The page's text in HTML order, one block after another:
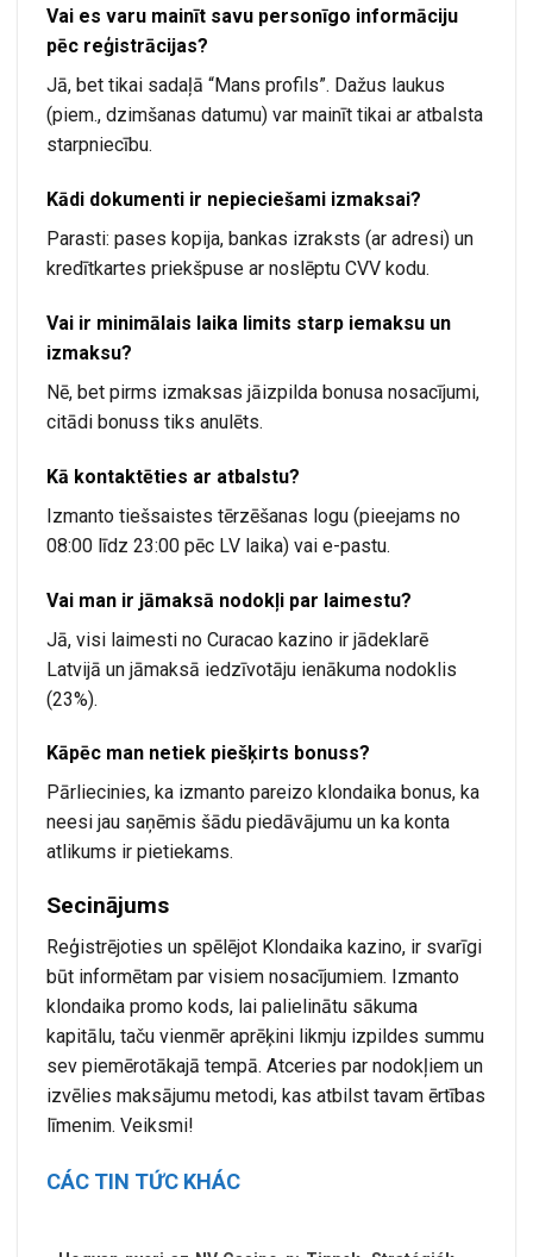
Vai es varu mainīt savu personīgo informāciju
pēc reģistrācijas?
Jā, bet tikai sadaļā “Mans profils”. Dažus laukus
(piem., dzimšanas datumu) var mainīt tikai ar atbalsta
starpniecību.
Kādi dokumenti ir nepieciešami izmaksai?
Parasti: pases kopija, bankas izraksts (ar adresi) un
kredītkartes priekšpuse ar noslēptu CVV kodu.
Vai ir minimālais laika limits starp iemaksu un
izmaksu?
Nē, bet pirms izmaksas jāizpilda bonusa nosacījumi,
citādi bonuss tiks anulēts.
Kā kontaktēties ar atbalstu?
Izmanto tiešsaistes tērzēšanas logu (pieejams no
08:00 līdz 23:00 pēc LV laika) vai e-pastu.
Vai man ir jāmaksā nodokļi par laimestu?
Jā, visi laimesti no Curacao kazino ir jādeklarē
Latvijā un jāmaksā iedzīvotāju ienākuma nodoklis
(23%).
Kāpēc man netiek piešķirts bonuss?
Pārliecinies, ka izmanto pareizo klondaika bonus, ka
neesi jau saņēmis šādu piedāvājumu un ka konta
atlikums ir pietiekams.
Secinājums
Reģistrējoties un spēlējot Klondaika kazino, ir svarīgi
būt informētam par visiem nosacījumiem. Izmanto
klondaika promo kods, lai palielinātu sākuma
kapitālu, taču vienmēr aprēķini likmju izpildes summu
sev piemērotākajā tempā. Atceries par nodokļiem un
izvēlies maksājumu metodi, kas atbilst tavam ērtības
līmenim. Veiksmi!
CÁC TIN TỨC KHÁC